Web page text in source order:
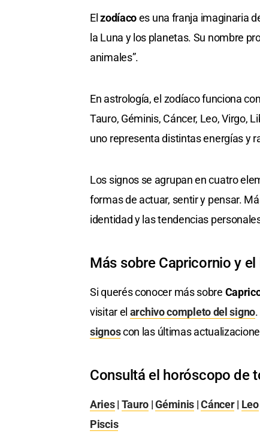
Elzodíacoes una franja imaginaria
la Luna y los planetas. Su nombre
animales”.
En astrología, el zodíaco funciona
Tauro, Géminis, Cáncer, Leo, Virgo,
uno representa distintas energías y
Los signos se agrupan en cuatro
formas de actuar, sentir y pensar.
identidad y las tendencias
Más sobre Capricornio y
Si querés conocer más sobre
visitar el archivo completo del signo.
signoscon las últimas
Consultá el horóscopo de
Aries| Tauro |Géminis |Cáncer| Leo
Piscis